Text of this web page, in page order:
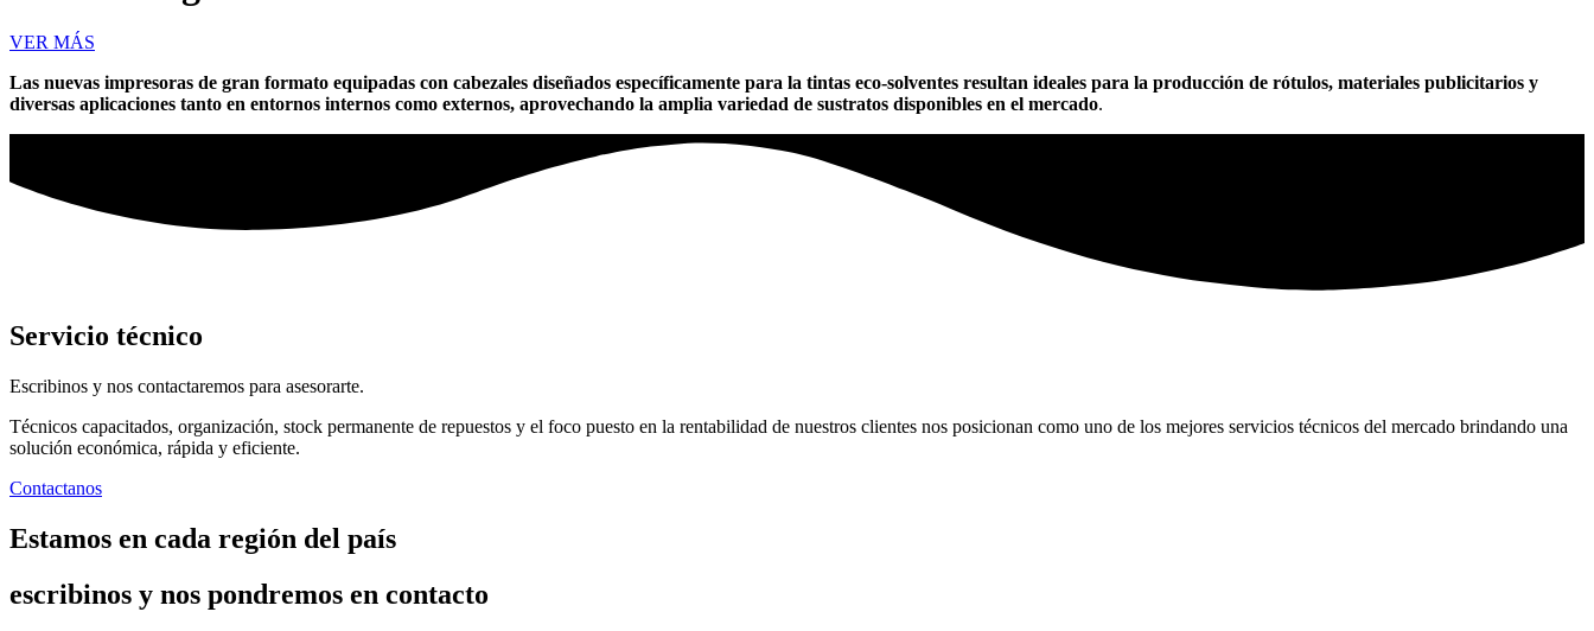
VER MÁS
Las nuevas impresoras de gran formato equipadas con cabezales diseñados específicamente para la tintas eco-solventes resultan ideales para la producción de rótulos, materiales publicitarios y
diversas aplicaciones tanto en entornos internos como externos, aprovechando la amplia variedad de sustratos disponibles en el mercado.
Servicio técnico
Escribinos y nos contactaremos para asesorarte.
Técnicos capacitados, organización, stock permanente de repuestos y el foco puesto en la rentabilidad de nuestros clientes nos posicionan como uno de los mejores servicios técnicos del mercado brindando una
solución económica, rápida y eficiente.
Contactanos
Estamos en cada región del país
escribinos y nos pondremos en contacto